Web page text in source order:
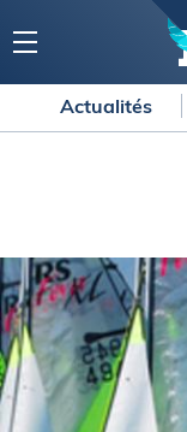
Actualités